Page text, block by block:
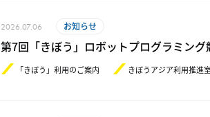
2026.07.06 お知らせ
第7回「きぼう」ロボットプログラミン
「きぼう」利用のご案内 きぼうアジア利用推進